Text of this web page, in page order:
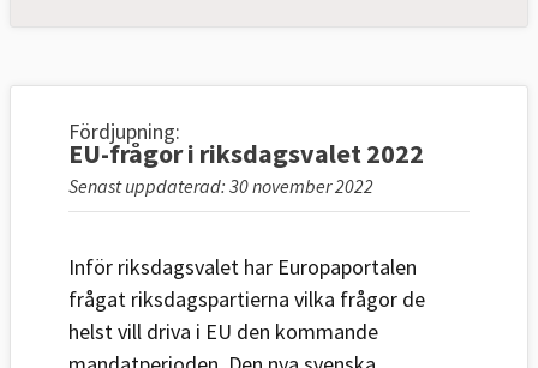
Fördjupning:
EU-frågor i riksdagsvalet 2022
Senast uppdaterad: 30 november 2022
Inför riksdagsvalet har Europaportalen
frågat riksdagspartierna vilka frågor de
helst vill driva i EU den kommande